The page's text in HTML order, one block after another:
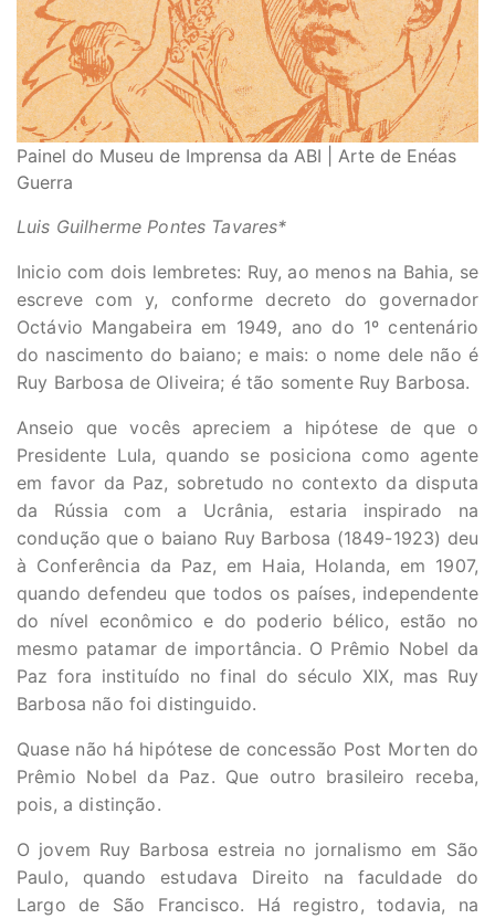
Painel do Museu de Imprensa da ABI | Arte de Enéas
Guerra
Luis Guilherme Pontes Tavares*
Inicio com dois lembretes: Ruy, ao menos na Bahia, se
escreve com y, conforme decreto do governador
Octávio Mangabeira em 1949, ano do 1º centenário
do nascimento do baiano; e mais: o nome dele não é
Ruy Barbosa de Oliveira; é tão somente Ruy Barbosa.
Anseio que vocês apreciem a hipótese de que o
Presidente Lula, quando se posiciona como agente
em favor da Paz, sobretudo no contexto da disputa
da Rússia com a Ucrânia, estaria inspirado na
condução que o baiano Ruy Barbosa (1849-1923) deu
à Conferência da Paz, em Haia, Holanda, em 1907,
quando defendeu que todos os países, independente
do nível econômico e do poderio bélico, estão no
mesmo patamar de importância. O Prêmio Nobel da
Paz fora instituído no final do século XIX, mas Ruy
Barbosa não foi distinguido.
Quase não há hipótese de concessão Post Morten do
Prêmio Nobel da Paz. Que outro brasileiro receba,
pois, a distinção.
O jovem Ruy Barbosa estreia no jornalismo em São
Paulo, quando estudava Direito na faculdade do
Largo de São Francisco. Há registro, todavia, na